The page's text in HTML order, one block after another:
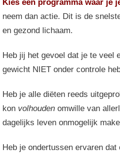
Kies een programma waar je
neem dan actie. Dit is de
en gezond lichaam.
Heb jij het gevoel dat je te veel
gewicht NIET onder controle
Heb je alle diëten reeds
kon volhouden omwille van
dagelijks leven onmogelijk
Heb je ondertussen ervaren